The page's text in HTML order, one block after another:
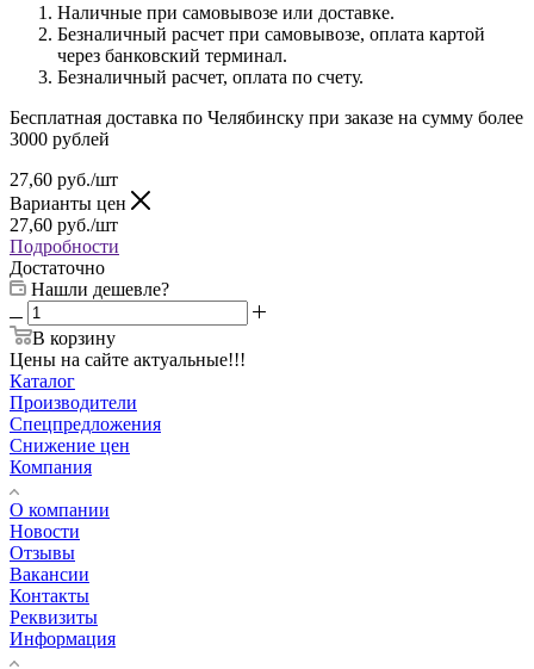
Наличные при самовывозе или доставке.
Безналичный расчет при самовывозе, оплата картой
через банковский терминал.
Безналичный расчет, оплата по счету.
Бесплатная доставка по Челябинску при заказе на сумму более
3000 рублей
27,60 руб./шт
Варианты цен
27,60 руб./шт
Подробности
Достаточно
Нашли дешевле?
В корзину
Цены на сайте актуальные!!!
Каталог
Производители
Спецпредложения
Снижение цен
Компания
О компании
Новости
Отзывы
Вакансии
Контакты
Реквизиты
Информация